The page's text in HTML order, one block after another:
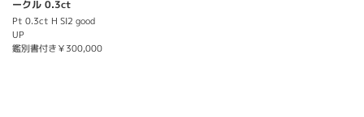
ークル 0.3ct
Pt 0.3ct H SI2 good
UP
鑑別書付き￥300,000